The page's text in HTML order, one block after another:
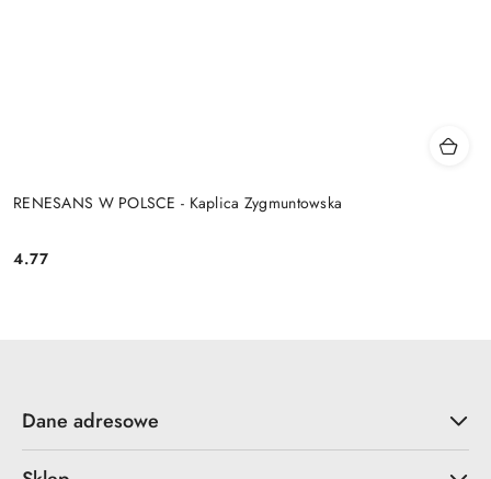
RENESANS W POLSCE - Kaplica Zygmuntowska
Cena:
4.77
Dane adresowe